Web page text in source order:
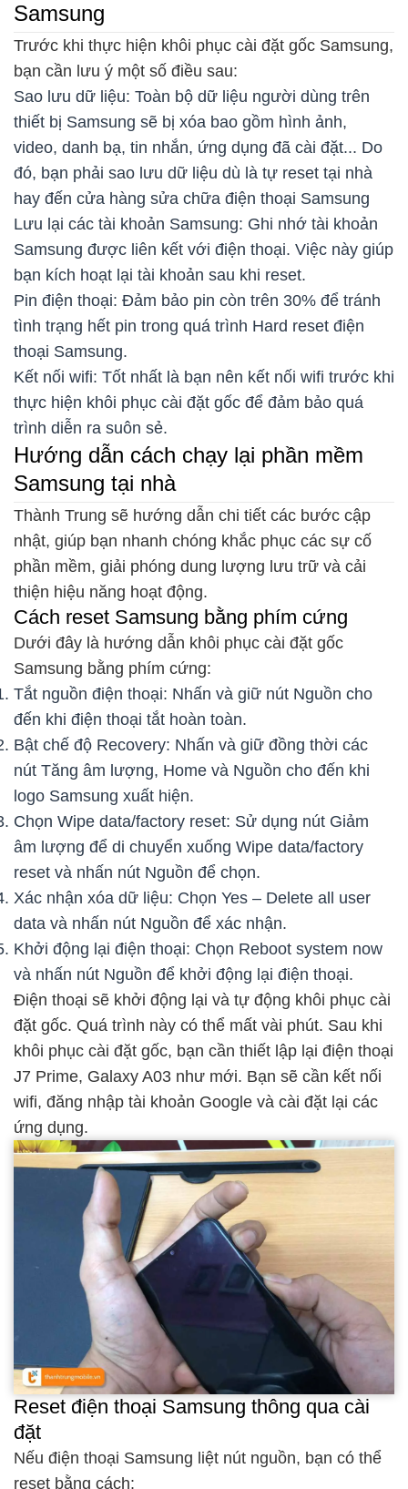
Samsung
Trước khi thực hiện khôi phục cài đặt gốc Samsung,
bạn cần lưu ý một số điều sau:
Sao lưu dữ liệu: Toàn bộ dữ liệu người dùng trên
thiết bị Samsung sẽ bị xóa bao gồm hình ảnh,
video, danh bạ, tin nhắn, ứng dụng đã cài đặt... Do
đó, bạn phải sao lưu dữ liệu dù là tự reset tại nhà
hay đến cửa hàng sửa chữa điện thoại Samsung
Lưu lại các tài khoản Samsung: Ghi nhớ tài khoản
Samsung được liên kết với điện thoại. Việc này giúp
bạn kích hoạt lại tài khoản sau khi reset.
Pin điện thoại: Đảm bảo pin còn trên 30% để tránh
tình trạng hết pin trong quá trình Hard reset điện
thoại Samsung.
Kết nối wifi: Tốt nhất là bạn nên kết nối wifi trước khi
thực hiện khôi phục cài đặt gốc để đảm bảo quá
trình diễn ra suôn sẻ.
Hướng dẫn cách chạy lại phần mềm
Samsung tại nhà
Thành Trung sẽ hướng dẫn chi tiết các bước cập
nhật, giúp bạn nhanh chóng khắc phục các sự cố
phần mềm, giải phóng dung lượng lưu trữ và cải
thiện hiệu năng hoạt động.
Cách reset Samsung bằng phím cứng
Dưới đây là hướng dẫn khôi phục cài đặt gốc
Samsung bằng phím cứng:
Tắt nguồn điện thoại: Nhấn và giữ nút Nguồn cho
đến khi điện thoại tắt hoàn toàn.
Bật chế độ Recovery: Nhấn và giữ đồng thời các
nút Tăng âm lượng, Home và Nguồn cho đến khi
logo Samsung xuất hiện.
Chọn Wipe data/factory reset: Sử dụng nút Giảm
âm lượng để di chuyển xuống Wipe data/factory
reset và nhấn nút Nguồn để chọn.
Xác nhận xóa dữ liệu: Chọn Yes – Delete all user
data và nhấn nút Nguồn để xác nhận.
Khởi động lại điện thoại: Chọn Reboot system now
và nhấn nút Nguồn để khởi động lại điện thoại.
Điện thoại sẽ khởi động lại và tự động khôi phục cài
đặt gốc. Quá trình này có thể mất vài phút. Sau khi
khôi phục cài đặt gốc, bạn cần thiết lập lại điện thoại
J7 Prime, Galaxy A03 như mới. Bạn sẽ cần kết nối
wifi, đăng nhập tài khoản Google và cài đặt lại các
ứng dụng.
Reset điện thoại Samsung thông qua cài
đặt
Nếu điện thoại Samsung liệt nút nguồn, bạn có thể
reset bằng cách: